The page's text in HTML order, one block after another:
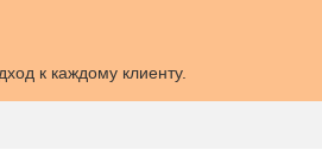
к каждому клиенту.